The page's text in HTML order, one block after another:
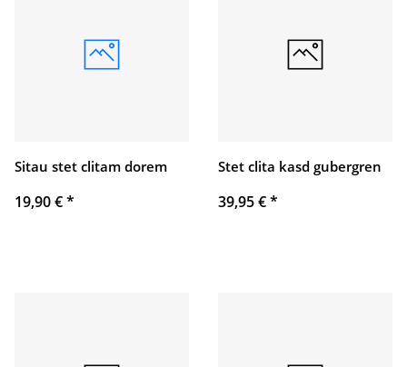
Sitau stet clitam dorem
19,90 €*
Stet clita kasd gubergren
39,95 €*